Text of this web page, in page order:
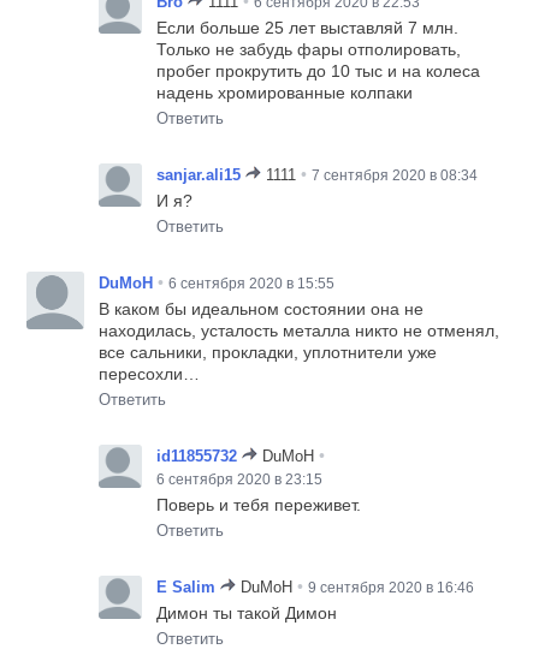
Если больше 25 лет выставляй 7 млн.
Только не забудь фары отполировать,
пробег прокрутить до 10 тыс и на колеса
надень хромированные колпаки
Ответить
sanjar.ali15 1111 • 7 сентября 2020 в 08:34
И я?
Ответить
DuMoH • 6 сентября 2020 в 15:55
В каком бы идеальном состоянии она не
находилась, усталость металла никто не отменял,
все сальники, прокладки, уплотнители уже
пересохли…
Ответить
id11855732 DuMoH •
6 сентября 2020 в 23:15
Поверь и тебя переживет.
Ответить
E Salim DuMoH • 9 сентября 2020 в 16:46
Димон ты такой Димон
Ответить